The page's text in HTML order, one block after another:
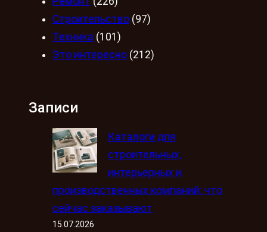
Строительство (97)
Техника (101)
Это интересно (212)
Записи
Каталоги для
строительных,
интерьерных и
производственных компаний: что
сейчас заказывают
15.07.2026